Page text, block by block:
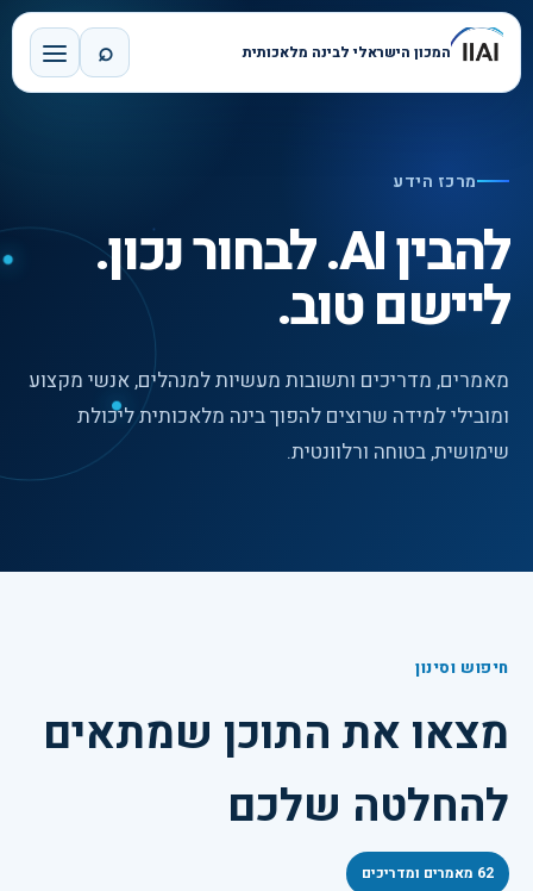
המכון הישראלי לבינה מלאכותית ⌕
מרכז הידע
להבין AI. לבחור נכון.
ליישם טוב.
מאמרים, מדריכים ותשובות מעשיות למנהלים, אנשי מקצוע
ומובילי למידה שרוצים להפוך בינה מלאכותית ליכולת
שימושית, בטוחה ורלוונטית.
חיפוש וסינון
מצאו את התוכן שמתאים
להחלטה שלכם
62 מאמרים ומדריכים